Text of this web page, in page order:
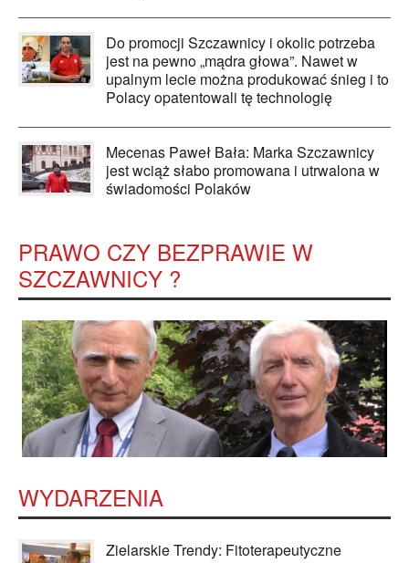
Do promocji Szczawnicy i okolic potrzeba
jest na pewno „mądra głowa”. Nawet w
upalnym lecie można produkować śnieg i to
Polacy opatentowali tę technologię
Mecenas Paweł Bała: Marka Szczawnicy
jest wciąż słabo promowana i utrwalona w
świadomości Polaków
PRAWO CZY BEZPRAWIE W
SZCZAWNICY ?
WYDARZENIA
Zielarskie Trendy: Fitoterapeutyczne